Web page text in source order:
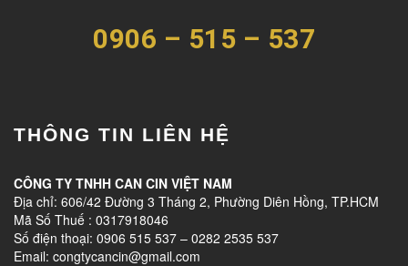
0906 – 515 – 537
THÔNG TIN LIÊN HỆ
CÔNG TY TNHH CAN CIN VIỆT NAM
Địa chỉ: 606/42 Đường 3 Tháng 2, Phường Diên Hồng, TP.HCM
Mã Số Thuế : 0317918046
Số điện thoại: 0906 515 537 – 0282 2535 537
Email: congtycancin@gmail.com